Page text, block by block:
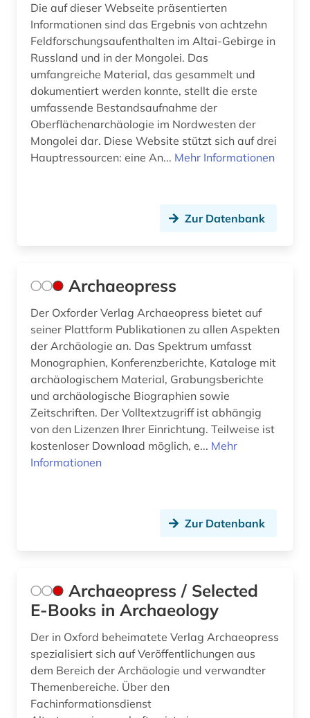
kultur (5)
kulturanthropologie (2)
kulturdenkmal (1)
kulturerbe (5)
kulturgeschichte (4)
kulturgut (2)
kunstgeschichte (7)
kunstsammlung (1)
kunstwerk (1)
kunstwissenschaft (1)
kurpfalz (1)
künste (1)
landschaftsarchitektur (2)
latein (8)
latinistik (1)
lehrbuch (1)
lexikon (1)
Die auf dieser Webseite präsentierten
Informationen sind das Ergebnis von achtzehn
Feldforschungsaufenthalten im Altai-Gebirge in
Russland und in der Mongolei. Das
umfangreiche Material, das gesammelt und
dokumentiert werden konnte, stellt die erste
umfassende Bestandsaufnahme der
Oberflächenarchäologie im Nordwesten der
Mongolei dar. Diese Website stützt sich auf drei
Hauptressourcen: eine An... Mehr Informationen
Zur Datenbank
Archaeopress
Der Oxforder Verlag Archaeopress bietet auf
seiner Plattform Publikationen zu allen Aspekten
der Archäologie an. Das Spektrum umfasst
Monographien, Konferenzberichte, Kataloge mit
archäologischem Material, Grabungsberichte
und archäologische Biographien sowie
Zeitschriften. Der Volltextzugriff ist abhängig
von den Lizenzen Ihrer Einrichtung. Teilweise ist
kostenloser Download möglich, e... Mehr
Informationen
Zur Datenbank
Archaeopress / Selected
E-Books in Archaeology
Der in Oxford beheimatete Verlag Archaeopress
spezialisiert sich auf Veröffentlichungen aus
dem Bereich der Archäologie und verwandter
Themenbereiche. Über den
Fachinformationsdienst